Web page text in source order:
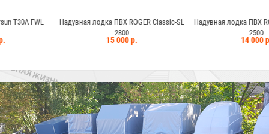
ROGER Classic-SL
р.
Надувная лодка ПВХ ROGER Classic-SL
14 000 р.
Надувная лодка